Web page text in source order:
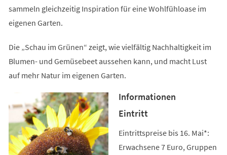
sammeln gleichzeitig Inspiration für eine Wohlfühloase im
eigenen Garten.
Die „Schau im Grünen“ zeigt, wie vielfältig Nachhaltigkeit im
Blumen- und Gemüsebeet aussehen kann, und macht Lust
auf mehr Natur im eigenen Garten.
Informationen
Eintritt
Eintrittspreise bis 16. Mai*:
Erwachsene 7 Euro, Gruppen